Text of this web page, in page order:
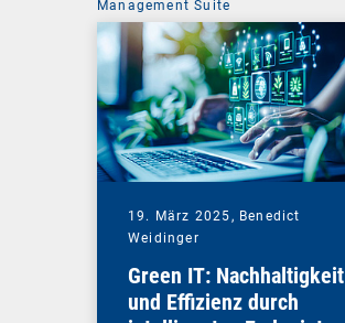
Management Suite
19. März 2025, Benedict
Weidinger
Green IT: Nachhaltigkeit
und Effizienz durch